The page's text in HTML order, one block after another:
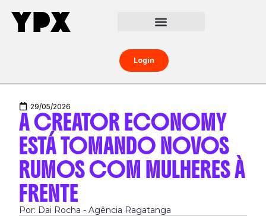
Login
29/05/2026
A CREATOR ECONOMY
ESTÁ TOMANDO NOVOS
RUMOS COM MULHERES À
FRENTE
Por: Dai Rocha - Agência Ragatanga